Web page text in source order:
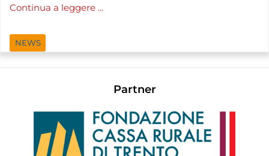
Continua a leggere ...
NEWS
Partner